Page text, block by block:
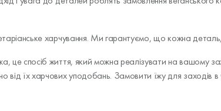
харчування. Ми гарантуємо, що кожна
це спосіб життя, який можна реалізувати на вашому
від їх харчових уподобань. Замовити їжу для